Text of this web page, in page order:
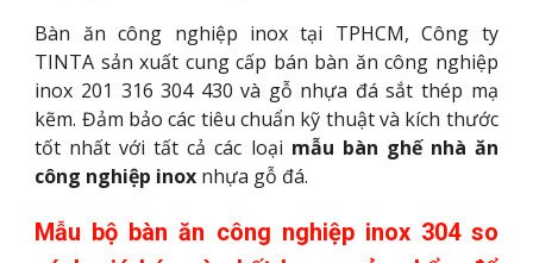
Bàn ăn công nghiệp inox tại TPHCM, Công ty
TINTA sản xuất cung cấp bán bàn ăn công nghiệp
inox 201 316 304 430 và gỗ nhựa đá sắt thép mạ
kẽm. Đảm bảo các tiêu chuẩn kỹ thuật và kích thước
tốt nhất với tất cả các loại mẫu bàn ghế nhà ăn
công nghiệp inox nhựa gỗ đá.
Mẫu bộ bàn ăn công nghiệp inox 304 so